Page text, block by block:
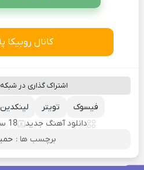
کانال روبیکا
اشتراک گذاری در
لینکدین تویتر
فیسوک
دانلود آهنگ جدید
18 سپتامبر 2022
برچسب ها :